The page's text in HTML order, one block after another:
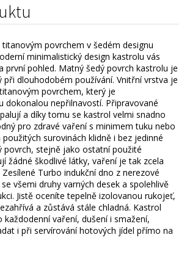
povrchem v šedém designu
minimalistický design kastrolu vás
první pohled. Matný šedý povrch kastrolu je
při dlouhodobém používání. Vnitřní vrstva je
povrchem, který je
dokonalou nepřilnavostí. Připravované
a díky tomu se kastrol velmi snadno
pro zdravé vaření s minimem tuku nebo
surovinách klidně i bez jedinné
povrch, stejně jako ostatní použité
žádné škodlivé látky, vaření je tak zcela
Zesílené Turbo indukční dno z nerezové
všemi druhy varných desek a spolehlivě
Jistě oceníte tepelně izolovanou rukojeť,
a zůstává stále chladná. Kastrol
každodenní vaření, dušení i smažení,
i při servírování hotových jídel přímo na